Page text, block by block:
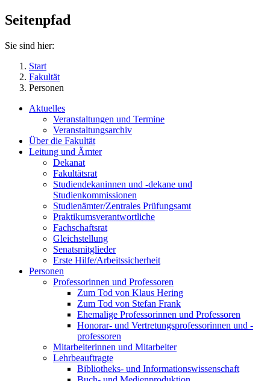
Seitenpfad
Sie sind hier:
Start
Fakultät
Personen
Aktuelles
Veranstaltungen und Termine
Veranstaltungsarchiv
Über die Fakultät
Leitung und Ämter
Dekanat
Fakultätsrat
Studiendekaninnen und -dekane und
Studienkommissionen
Studienämter/Zentrales Prüfungsamt
Praktikumsverantwortliche
Fachschaftsrat
Gleichstellung
Senatsmitglieder
Erste Hilfe/Arbeitssicherheit
Personen
Professorinnen und Professoren
Zum Tod von Klaus Hering
Zum Tod von Stefan Frank
Ehemalige Professorinnen und Professoren
Honorar- und Vertretungsprofessorinnen und -
professoren
Mitarbeiterinnen und Mitarbeiter
Lehrbeauftragte
Bibliotheks- und Informationswissenschaft